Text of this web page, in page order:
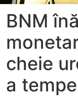
BNM
cheie
a